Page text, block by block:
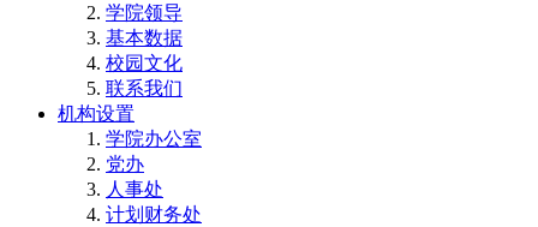
学院领导
基本数据
校园文化
联系我们
机构设置
学院办公室
党办
人事处
计划财务处